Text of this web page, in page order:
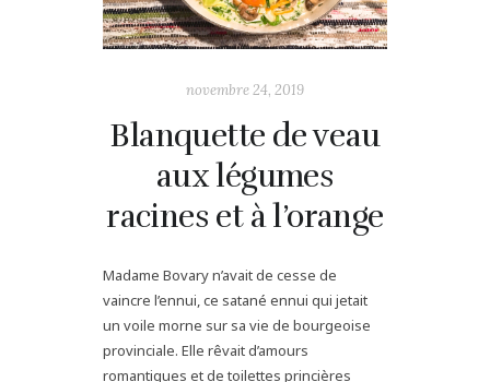
novembre 24, 2019
Blanquette de veau
aux légumes
racines et à l’orange
Madame Bovary n’avait de cesse de
vaincre l’ennui, ce satané ennui qui jetait
un voile morne sur sa vie de bourgeoise
provinciale. Elle rêvait d’amours
romantiques et de toilettes princières